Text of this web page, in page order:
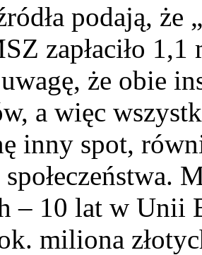
podają, że
zapłaciło
że obie
a więc
inny spot,
– 10 lat w Unii
miliona